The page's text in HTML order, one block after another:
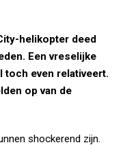
helikopter deed
Een vreselijke
toch even relativeert.
op van de
shockerend zijn.